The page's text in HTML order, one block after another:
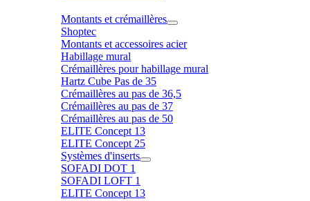
Montants et crémaillères
Shoptec
Montants et accessoires acier
Habillage mural
Crémaillères pour habillage mural
Hartz Cube Pas de 35
Crémaillères au pas de 36,5
Crémaillères au pas de 37
Crémaillères au pas de 50
ELITE Concept 13
ELITE Concept 25
Systèmes d'inserts
SOFADI DOT 1
SOFADI LOFT 1
ELITE Concept 13